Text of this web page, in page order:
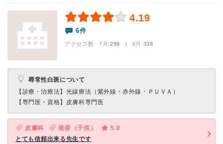
4.19
6件
アクセス数 7月:299 | 6月:338
尋常性白斑について
【診療・治療法】 光線療法（紫外線・赤外線・ＰＵＶＡ）
【専門医・資格】 皮膚科専門医
皮膚科 発疹（子供）
5.0
とても信頼出来る先生です